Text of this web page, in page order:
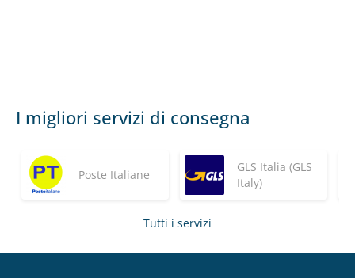
I migliori servizi di consegna
Poste Italiane
GLS Italia (GLS
Italy)
Tutti i servizi